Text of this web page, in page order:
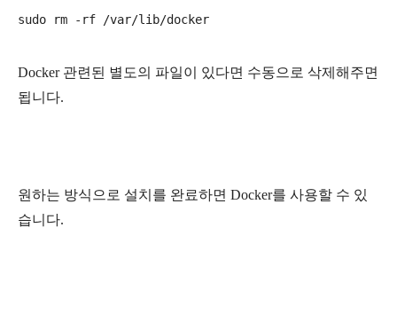
Docker 관련된 별도의 파일이 있다면 수동으로 삭제해주면
됩니다.
원하는 방식으로 설치를 완료하면 Docker를 사용할 수 있
습니다.